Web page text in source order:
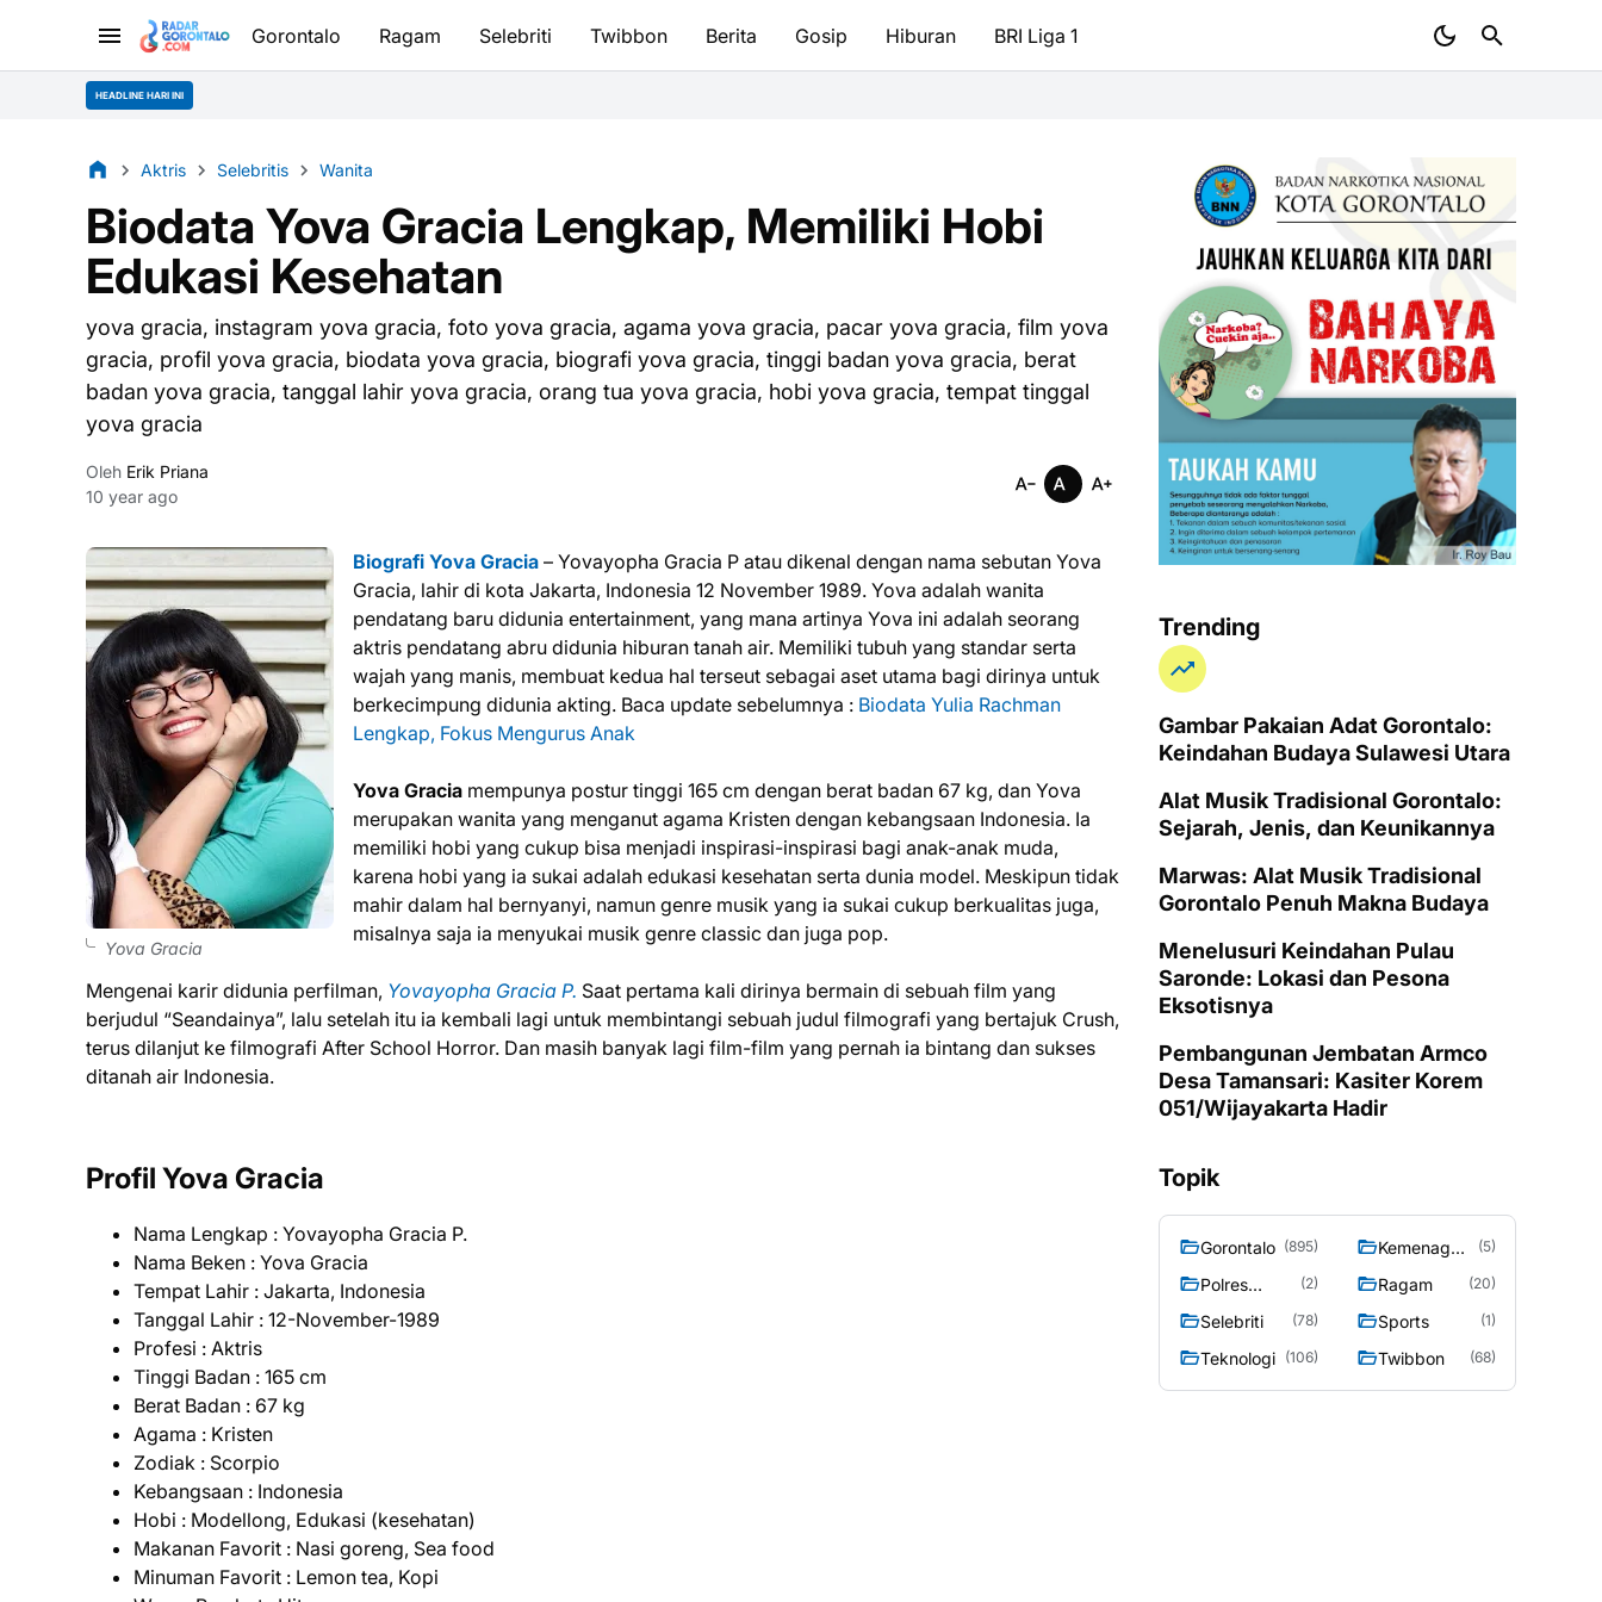
Gorontalo Ragam Selebriti Twibbon Berita Gosip Hiburan BRI Liga 1
HEADLINE HARI INI
Aktris Selebritis Wanita
Biodata Yova Gracia Lengkap, Memiliki Hobi
Edukasi Kesehatan
yova gracia, instagram yova gracia, foto yova gracia, agama yova gracia, pacar yova gracia, film yova
gracia, profil yova gracia, biodata yova gracia, biografi yova gracia, tinggi badan yova gracia, berat
badan yova gracia, tanggal lahir yova gracia, orang tua yova gracia, hobi yova gracia, tempat tinggal
yova gracia
Oleh Erik Priana
10 year ago
Yova Gracia
Biografi Yova Gracia – Yovayopha Gracia P atau dikenal dengan nama sebutan Yova
Gracia, lahir di kota Jakarta, Indonesia 12 November 1989. Yova adalah wanita
pendatang baru didunia entertainment, yang mana artinya Yova ini adalah seorang
aktris pendatang abru didunia hiburan tanah air. Memiliki tubuh yang standar serta
wajah yang manis, membuat kedua hal terseut sebagai aset utama bagi dirinya untuk
berkecimpung didunia akting. Baca update sebelumnya : Biodata Yulia Rachman
Lengkap, Fokus Mengurus Anak
Yova Gracia mempunya postur tinggi 165 cm dengan berat badan 67 kg, dan Yova
merupakan wanita yang menganut agama Kristen dengan kebangsaan Indonesia. Ia
memiliki hobi yang cukup bisa menjadi inspirasi-inspirasi bagi anak-anak muda,
karena hobi yang ia sukai adalah edukasi kesehatan serta dunia model. Meskipun tidak
mahir dalam hal bernyanyi, namun genre musik yang ia sukai cukup berkualitas juga,
misalnya saja ia menyukai musik genre classic dan juga pop.
Mengenai karir didunia perfilman, Yovayopha Gracia P. Saat pertama kali dirinya bermain di sebuah film yang
berjudul “Seandainya”, lalu setelah itu ia kembali lagi untuk membintangi sebuah judul filmografi yang bertajuk Crush,
terus dilanjut ke filmografi After School Horror. Dan masih banyak lagi film-film yang pernah ia bintang dan sukses
ditanah air Indonesia.
Profil Yova Gracia
Nama Lengkap : Yovayopha Gracia P.
Nama Beken : Yova Gracia
Tempat Lahir : Jakarta, Indonesia
Tanggal Lahir : 12-November-1989
Profesi : Aktris
Tinggi Badan : 165 cm
Berat Badan : 67 kg
Agama : Kristen
Zodiak : Scorpio
Kebangsaan : Indonesia
Hobi : Modellong, Edukasi (kesehatan)
Makanan Favorit : Nasi goreng, Sea food
Minuman Favorit : Lemon tea, Kopi
Trending
Gambar Pakaian Adat Gorontalo:
Keindahan Budaya Sulawesi Utara
Alat Musik Tradisional Gorontalo:
Sejarah, Jenis, dan Keunikannya
Marwas: Alat Musik Tradisional
Gorontalo Penuh Makna Budaya
Menelusuri Keindahan Pulau
Saronde: Lokasi dan Pesona
Eksotisnya
Pembangunan Jembatan Armco
Desa Tamansari: Kasiter Korem
051/Wijayakarta Hadir
Topik
Gorontalo (895)
Kemenag
(5)
Polres
(2) Ragam (20)
Selebriti (78) Sports (1)
Teknologi (106) Twibbon (68)